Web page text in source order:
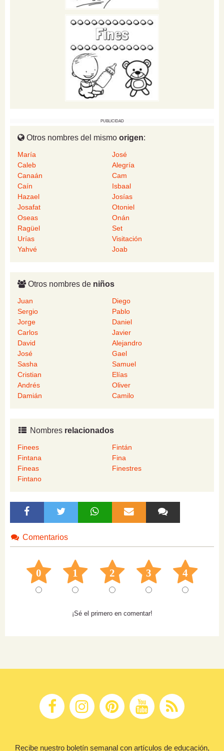
PUBLICIDAD
Otros nombres del mismo origen:
María
José
Caleb
Alegría
Canaán
Cam
Caín
Isbaal
Hazael
Josías
Josafat
Otoniel
Oseas
Onán
Ragüel
Set
Urías
Visitación
Yahvé
Joab
Otros nombres de niños
Juan
Diego
Sergio
Pablo
Jorge
Daniel
Carlos
Javier
David
Alejandro
José
Gael
Sasha
Samuel
Cristian
Elías
Andrés
Oliver
Damián
Camilo
Nombres relacionados
Finees
Fintán
Fintana
Fina
Fineas
Finestres
Fintano
Comentarios
0 1 2 3 4
¡Sé el primero en comentar!
Recibe nuestro boletín semanal con artículos de educación,